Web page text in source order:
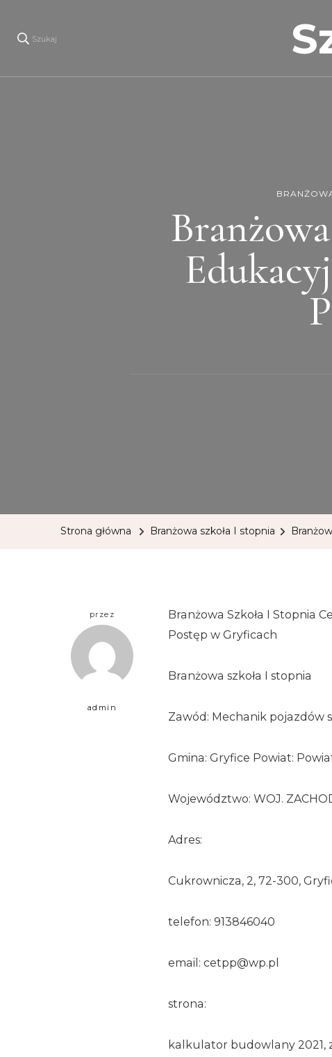
Szukaj
Strona główna Branżowa szkoła I stopnia
przez
admin
Branżowa Szkoła I Stopnia
Postęp w Gryficach
Branżowa szkoła I stopnia
Zawód: Mechanik pojazdów
Gmina: Gryfice Powiat:
Województwo: WOJ.
Adres:
Cukrownicza, 2, 72-300,
telefon: 913846040
email: cetpp@wp.pl
strona:
kalkulator budowlany 2021,